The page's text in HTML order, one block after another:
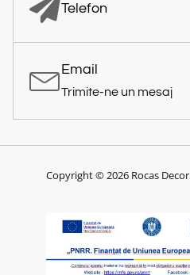
Telefon
Email
Trimite-ne un mesaj
Copyright © 2026 Rocas Decor